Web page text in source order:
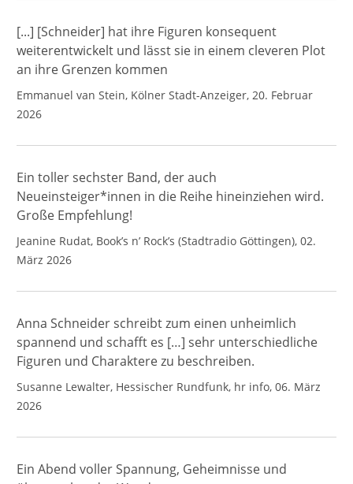
[...] [Schneider] hat ihre Figuren konsequent
weiterentwickelt und lässt sie in einem cleveren Plot
an ihre Grenzen kommen
Emmanuel van Stein, Kölner Stadt-Anzeiger, 20. Februar
2026
Ein toller sechster Band, der auch
Neueinsteiger*innen in die Reihe hineinziehen wird.
Große Empfehlung!
Jeanine Rudat, Book’s n’ Rock’s (Stadtradio Göttingen), 02.
März 2026
Anna Schneider schreibt zum einen unheimlich
spannend und schafft es […] sehr unterschiedliche
Figuren und Charaktere zu beschreiben.
Susanne Lewalter, Hessischer Rundfunk, hr info, 06. März
2026
Ein Abend voller Spannung, Geheimnisse und